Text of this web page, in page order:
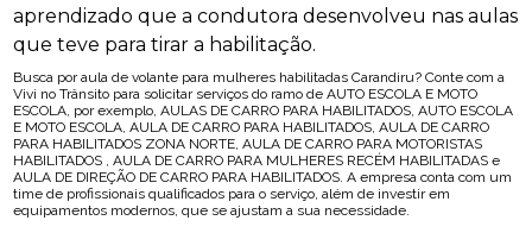
aprendizado que a condutora desenvolveu nas aulas
que teve para tirar a habilitação.
Busca por aula de volante para mulheres habilitadas Carandiru? Conte com a
Vivi no Trânsito para solicitar serviços do ramo de AUTO ESCOLA E MOTO
ESCOLA, por exemplo, AULAS DE CARRO PARA HABILITADOS, AUTO ESCOLA
E MOTO ESCOLA, AULA DE CARRO PARA HABILITADOS, AULA DE CARRO
PARA HABILITADOS ZONA NORTE, AULA DE CARRO PARA MOTORISTAS
HABILITADOS , AULA DE CARRO PARA MULHERES RECÉM HABILITADAS e
AULA DE DIREÇÃO DE CARRO PARA HABILITADOS. A empresa conta com um
time de profissionais qualificados para o serviço, além de investir em
equipamentos modernos, que se ajustam a sua necessidade.